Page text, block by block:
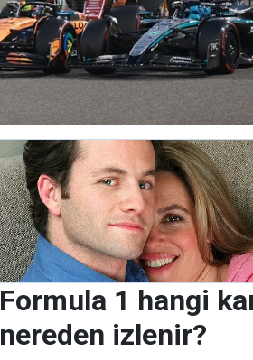
Formula 1 hangi
nereden izlenir?